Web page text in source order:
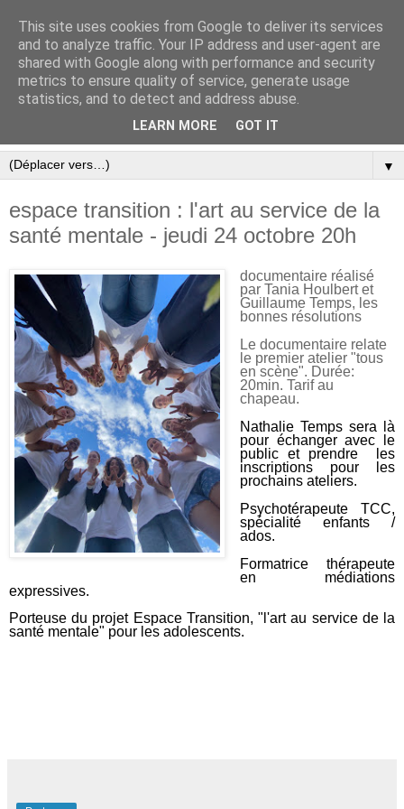
▼
espace transition : l'art au service de la
santé mentale - jeudi 24 octobre 20h
documentaire réalisé
par Tania Houlbert et
Guillaume Temps, les
bonnes résolutions
Le documentaire relate
le premier atelier "tous
en scène". Durée:
20min. Tarif au
chapeau.
Nathalie Temps sera là
pour échanger avec le
public et prendre les
inscriptions pour les
prochains ateliers.
Psychotérapeute TCC,
spécialité enfants /
ados.
Formatrice thérapeute
en médiations
expressives.
Porteuse du projet Espace Transition, "l'art au service de la
santé mentale" pour les adolescents.
This site uses cookies from Google to deliver its services
and to analyze traffic. Your IP address and user-agent are
shared with Google along with performance and security
metrics to ensure quality of service, generate usage
statistics, and to detect and address abuse.
LEARN MORE GOT IT